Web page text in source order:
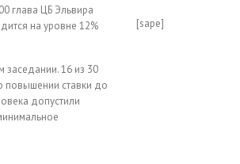
глава ЦБ Эльвира
на уровне 12%
заседании. 16 из 30
повышении ставки до
допустили
[sape]